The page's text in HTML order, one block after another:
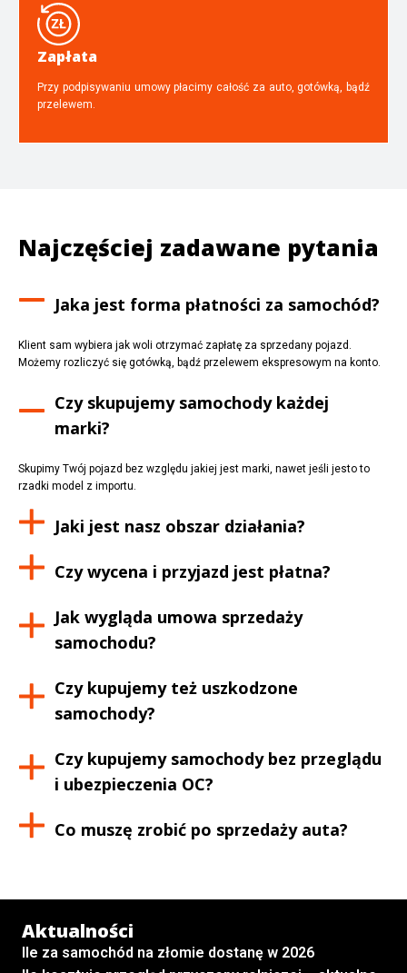
Zapłata
Przy podpisywaniu umowy płacimy całość za auto, gotówką, bądź
przelewem.
Najczęściej zadawane pytania
Jaka jest forma płatności za samochód?
Klient sam wybiera jak woli otrzymać zapłatę za sprzedany pojazd.
Możemy rozliczyć się gotówką, bądź przelewem ekspresowym na konto.
Czy skupujemy samochody każdej
marki?
Skupimy Twój pojazd bez względu jakiej jest marki, nawet jeśli jesto to
rzadki model z importu.
Jaki jest nasz obszar działania?
Czy wycena i przyjazd jest płatna?
Jak wygląda umowa sprzedaży
samochodu?
Czy kupujemy też uszkodzone
samochody?
Czy kupujemy samochody bez przeglądu
i ubezpieczenia OC?
Co muszę zrobić po sprzedaży auta?
Aktualności
Ile za samochód na złomie dostanę w 2026